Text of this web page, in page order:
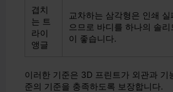
겹치
는 트
라이
앵글
교차하는 삼각형은 인쇄
으므로 바디를 하나의 솔
이 좋습니다.
이러한 기준은 3D 프린트가 외관과 기
준의 기준을 충족하도록 보장합니다.